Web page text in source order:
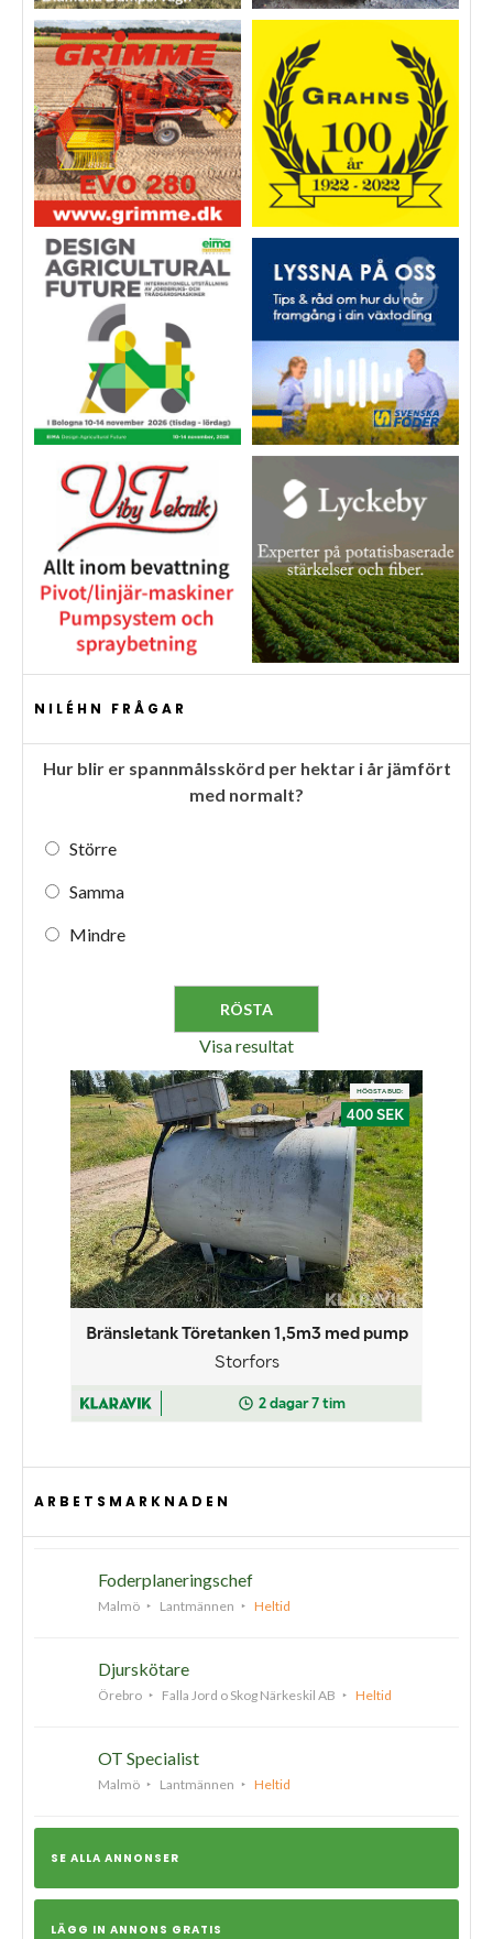
NILÉHN FRÅGAR
Hur blir er spannmålsskörd per hektar i år jämfört
med normalt?
Större
Samma
Mindre
Visa resultat
ARBETSMARKNADEN
Foderplaneringschef
Malmö Lantmännen Heltid
Djurskötare
Örebro Falla Jord o Skog Närkeskil AB Heltid
OT Specialist
Malmö Lantmännen Heltid
SE ALLA ANNONSER
LÄGG IN ANNONS GRATIS